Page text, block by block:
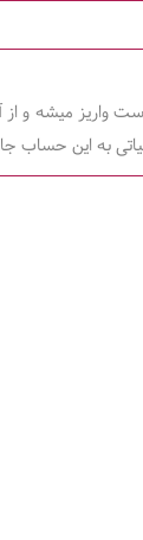
هیئت مدیرها که همان
به این